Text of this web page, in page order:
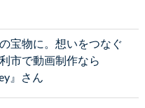
宝物に。想いをつなぐ
市で動画制作なら
』さん